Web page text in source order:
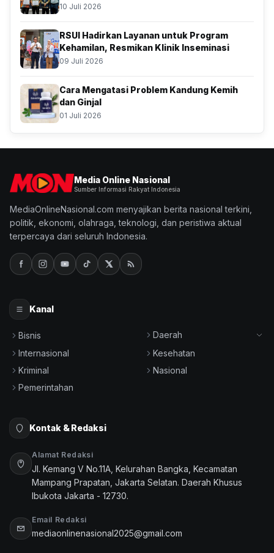
Atas Kolaborasi Bersama BSSN
10 Juli 2026
RSUI Hadirkan Layanan untuk Program
Kehamilan, Resmikan Klinik Inseminasi
09 Juli 2026
Cara Mengatasi Problem Kandung Kemih
dan Ginjal
01 Juli 2026
Media Online Nasional
Sumber Informasi Rakyat Indonesia
MediaOnlineNasional.com menyajikan berita nasional terkini,
politik, ekonomi, olahraga, teknologi, dan peristiwa aktual
terpercaya dari seluruh Indonesia.
Kanal
Bisnis
Daerah
Internasional
Kesehatan
Kriminal
Nasional
Pemerintahan
Kontak & Redaksi
Alamat Redaksi
Jl. Kemang V No.11A, Kelurahan Bangka, Kecamatan
Mampang Prapatan, Jakarta Selatan. Daerah Khusus
Ibukota Jakarta - 12730.
Email Redaksi
mediaonlinenasional2025@gmail.com